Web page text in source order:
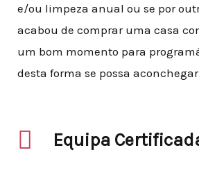
e/ou limpeza anual ou se por
acabou de comprar uma casa
um bom momento para
desta forma se possa
Equipa